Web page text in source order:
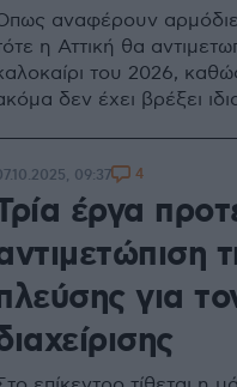
αναφέρουν
η Αττική θα
του 2026,
δεν έχει βρέξει
έργα
για
09:37 4